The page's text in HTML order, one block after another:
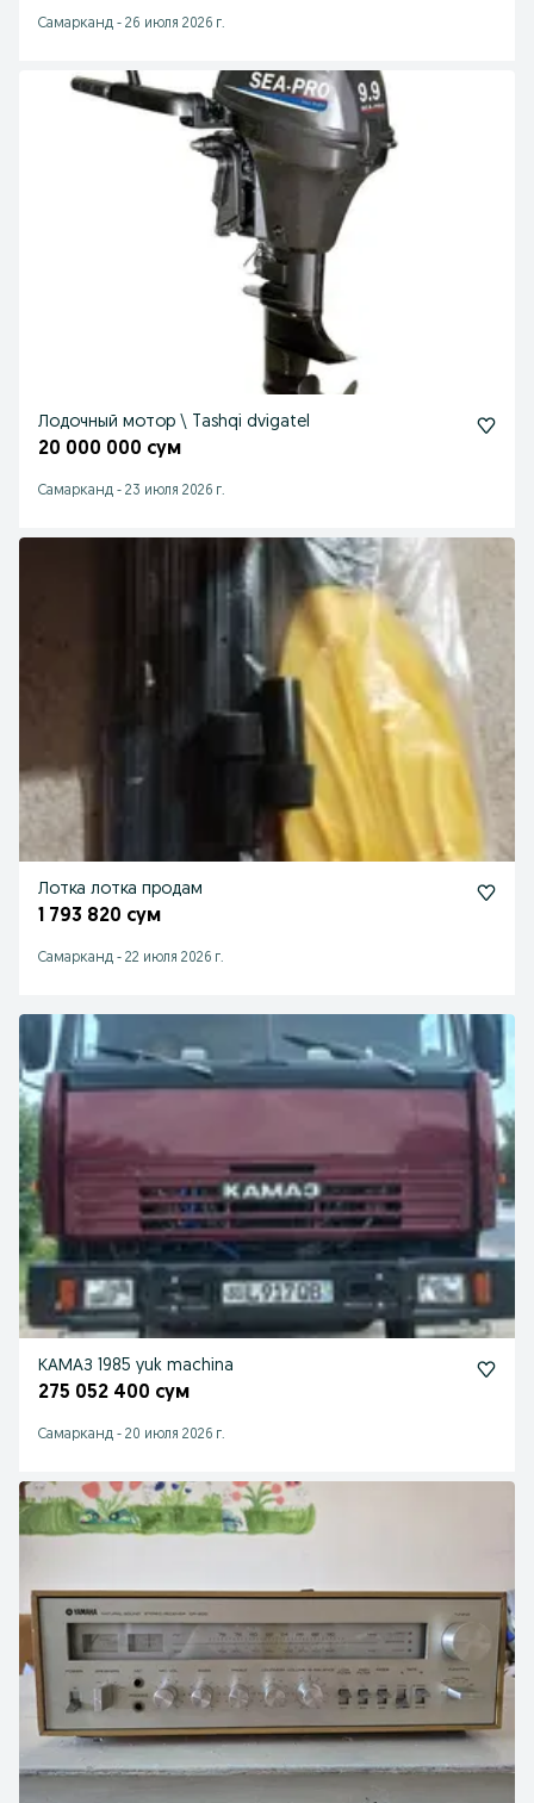
Самарканд - 26 июля 2026 г.
Лодочный мотор \ Tashqi dvigatel
20 000 000 сум
Самарканд - 23 июля 2026 г.
Лотка лотка продам
1 793 820 сум
Самарканд - 22 июля 2026 г.
КАМАЗ 1985 yuk machina
275 052 400 сум
Самарканд - 20 июля 2026 г.